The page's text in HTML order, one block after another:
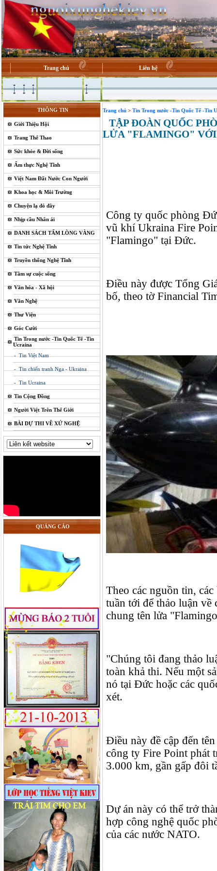
Trang chủ Liên hệ
THÔNG TIN
Giới Thiệu Hội
Trang Thể Thao
Sức khỏe & Đời sống
Ẩm thực Nghệ Tĩnh
Việt Nam Đất Nước Con Người
Khoa học & Môi Trường
Chuyện lạ đó đây
Nhịp cầu Nhân ái
DANH SÁCH TẤM LÒNG VÀNG
Tin tức Nghệ Tĩnh
Truyền thống Nghệ Tĩnh
Tâm sự cuộc sống
Văn hóa - Xã hội
Văn Nghệ
Thư Viện
Góc Cười
Tin Trong nước -Tin Quốc Tế -Tin
Ucraina
- Tin Việt Nam
- Tin chiến tranh Nga - Ukraina
- Tin Ucraina
Tin Cộng Đồng
Người Việt Trên Thế Giới
BÀI DỰ THI VỀ XỨ NGHỆ
QUẢNG CÁO
Trang chủ > Tin Trong nước -Tin Quốc Tế -Tin
TẬP ĐOÀN QUỐC
LỬA "FLAMINGO" VỚI
Công ty quốc phòng
vũ khí Ukraina Fire
"Flamingo" tại Đức.
Điều này được Tổng
bố, theo tờ Financial
Theo các nguồn tin,
tuần tới để thảo luận về
chung tên lửa
"Chúng tôi đang thảo
toàn khả thi. Nếu một
nó tại Đức hoặc các
xét.
Điều này đề cập đến
công ty Fire Point phát
3.000 km, gần gấp đôi
Dự án này có thể trở
hợp công nghệ quốc
của các nước NATO.